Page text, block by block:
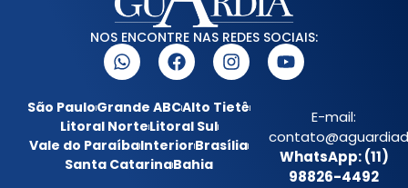
NOS ENCONTRE NAS REDES SOCIAIS:
São PauloGrande ABCAlto Tietê
Litoral NorteLitoral Sul
Vale do ParaíbaInteriorBrasília
Santa CatarinaBahia
E-mail:
WhatsApp: (11)
98826-4492